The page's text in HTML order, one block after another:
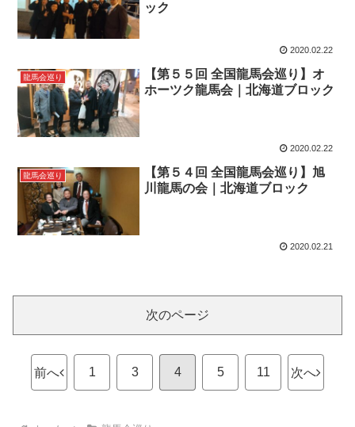
ック
2020.02.22
龍馬会巡り
【第５５回 全国龍馬会巡り】オ
ホーツク龍馬会｜北海道ブロック
2020.02.22
龍馬会巡り
【第５４回 全国龍馬会巡り】旭
川龍馬の会｜北海道ブロック
2020.02.21
次のページ
前へ 1 3 4 5 11 次へ